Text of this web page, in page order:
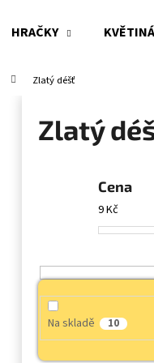
HRAČKY
Zlatý déšť
Zlatý
Cena
9Kč
Na skladě 10
Co